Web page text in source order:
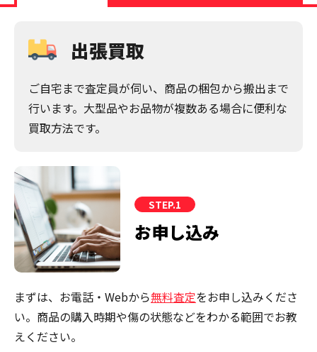
出張買取
ご自宅まで査定員が伺い、商品の梱包から搬出まで
行います。大型品やお品物が複数ある場合に便利な
買取方法です。
STEP.1
お申し込み
まずは、お電話・Webから無料査定をお申し込みくださ
い。商品の購入時期や傷の状態などをわかる範囲でお教
えください。